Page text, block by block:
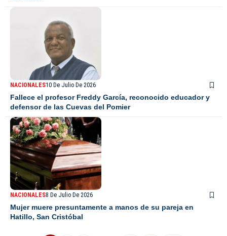
NACIONALES10 De Julio De 2026
Fallece el profesor Freddy García, reconocido educador y
defensor de las Cuevas del Pomier
NACIONALES8 De Julio De 2026
Mujer muere presuntamente a manos de su pareja en
Hatillo, San Cristóbal